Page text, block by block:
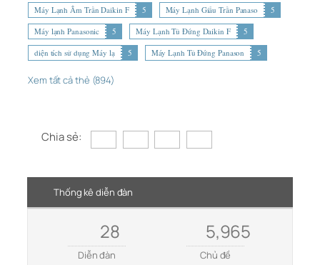
Máy Lạnh Âm Trần Daikin F
5 Máy Lạnh Giấu Trần Panaso
5
Máy lạnh Panasonic
5 Máy Lạnh Tủ Đứng Daikin F
5
diện tích sử dụng Máy lạ
5 Máy Lạnh Tủ Đứng Panason 5
Xem tất cả thẻ (894)
Chia sẻ:
Thống kê diễn đàn
28
Diễn đàn
5,965
Chủ đề